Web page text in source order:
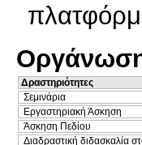
Δραστηριότητες
Σεμινάρια
Εργαστηριακή Άσκηση
Άσκηση Πεδίου
Διαδραστική διδασκαλία